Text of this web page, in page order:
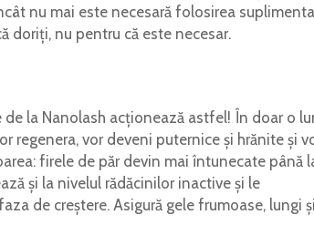
nu mai este necesară folosirea
doriți, nu pentru că este necesar.
la Nanolash acționează astfel! În doar o
regenera, vor deveni puternice și hrănite și
firele de păr devin mai întunecate până
și la nivelul rădăcinilor inactive și le
de creștere. Asigură gele frumoase, lungi și